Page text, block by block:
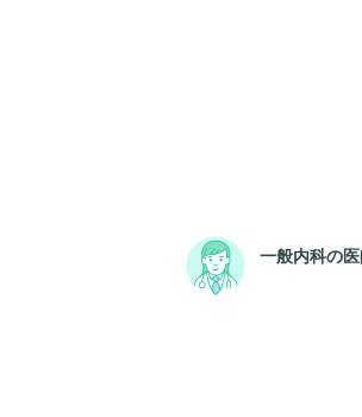
一般内科の